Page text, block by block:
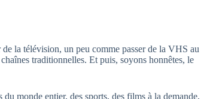
la télévision, un peu comme passer de la VHS au
traditionnelles. Et puis, soyons honnêtes, le
monde entier, des sports, des films à la demande,